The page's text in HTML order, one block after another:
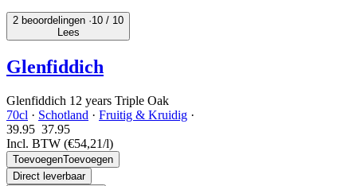
2 beoordelingen ·10 / 10
Lees
Glenfiddich
Glenfiddich 12 years Triple Oak
70cl · Schotland · Fruitig & Kruidig ·
39.95 37.95
Incl. BTW (€54,21/l)
ToevoegenToevoegen
Direct leverbaar